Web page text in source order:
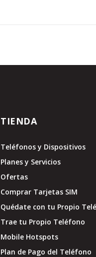
TIENDA
Teléfonos y Dispositivos
Planes y Servicios
Ofertas
Comprar Tarjetas SIM
Quédate con tu Propio
Trae tu Propio Teléfono
Mobile Hotspots
Plan de Pago del Teléfono